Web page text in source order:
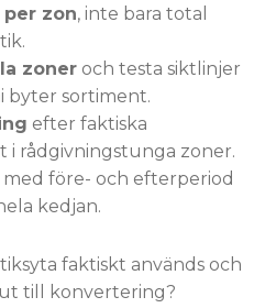
zon, inte bara total
zoner och testa siktlinjer
byter sortiment.
efter faktiska
i rådgivningstunga zoner.
med före- och efterperiod
kedjan.
faktiskt används och
till konvertering?